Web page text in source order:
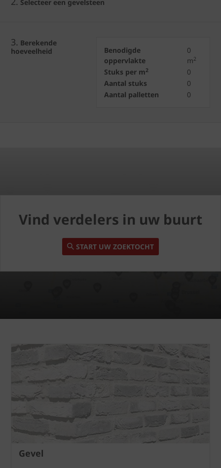
Selecteer een gevelsteen
3. Berekende
hoeveelheid
Benodigde
oppervlakte
0
m2
Stuks per m2
0
Aantal stuks
0
Aantal palletten
0
Vind verdelers in uw buurt
START UW ZOEKTOCHT
Gevel